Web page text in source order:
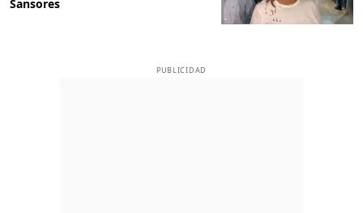
Sansores
PUBLICIDAD